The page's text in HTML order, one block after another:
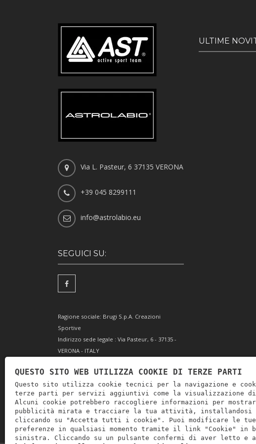
Via L. Pasteur, 6 37135 VERONA
+39 045 8299111
info@astrolabio.eu
SEGUICI SU:
Ragione sociale: Brugi S.p.A. Creazioni
Sportive
Indirizzo sede legale : Via Pasteur, 6 - 37135 -
VERONA - ITALY
Codice Fiscale e Iscrizione Reg. Impr. Verona
0051416 024 1
REA 166179 Verona -Cap. Soc. € 10.000.000 i.v. -
Posiz. meccanogr. VR 002505
ULTIME
QUESTO SITO WEB UTILIZZA COOKIE DI TERZE PARTI
Questo sito utilizza cookie tecnici per la navigazione e
terze parti per servizi aggiuntivi come la visualizzazione
Alcuni cookie potrebbero raccogliere informazioni per
pubblicità mirata e tracciare la tua attività, installandosi
cliccando su "Accetta tutti i cookie". Puoi modificare le tue
preferenze in qualsiasi momento tramite il link "Cookie" in
sinistra. Cliccando su un pulsante confermi di aver letto e